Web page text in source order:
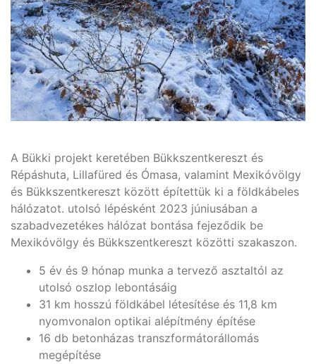
A Bükki projekt keretében Bükkszentkereszt és
Répáshuta, Lillafüred és Ómasa, valamint Mexikóvölgy
és Bükkszentkereszt között építettük ki a földkábeles
hálózatot. utolsó lépésként 2023 júniusában a
szabadvezetékes hálózat bontása fejeződik be
Mexikóvölgy és Bükkszentkereszt közötti szakaszon.
5 év és 9 hónap munka a tervező asztaltól az
utolsó oszlop lebontásáig
31 km hosszú földkábel létesítése és 11,8 km
nyomvonalon optikai alépítmény építése
16 db betonházas transzformátorállomás
megépítése